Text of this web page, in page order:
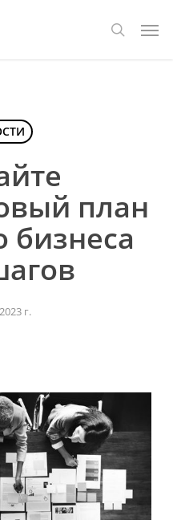
поиск
план
бизнеса
г.